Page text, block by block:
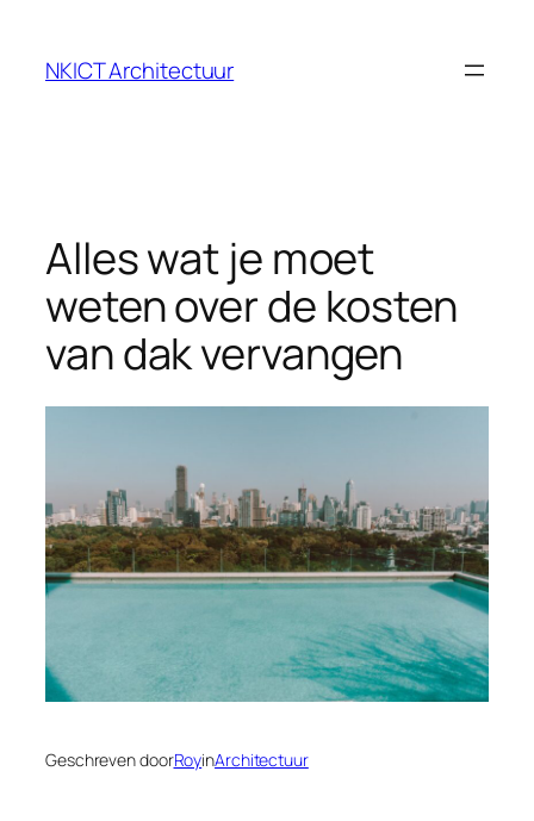
NKICT Architectuur
Alles wat je moet
weten over de kosten
van dak vervangen
Geschreven doorRoyinArchitectuur